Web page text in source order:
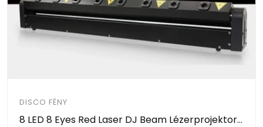
DISCO FÉNY
8 LED 8 Eyes Red Laser DJ Beam Lézerprojektor Fény Mozgó Fejekkel a DMX512 LED Disco Stage Lighting Bar Effect 500mwx